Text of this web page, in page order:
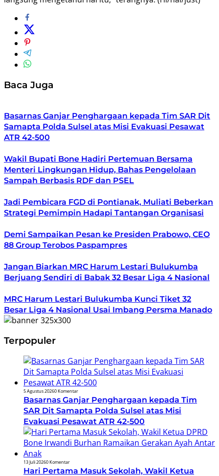
Baca Juga
Basarnas Ganjar Penghargaan kepada Tim SAR Dit
Samapta Polda Sulsel atas Misi Evakuasi Pesawat
ATR 42-500
Wakil Bupati Bone Hadiri Pertemuan Bersama
Menteri Lingkungan Hidup, Bahas Pengelolaan
Sampah Berbasis RDF dan PSEL
Jadi Pembicara FGD di Pontianak, Muliati Beberkan
Strategi Pemimpin Hadapi Tantangan Organisasi
Demi Sampaikan Pesan ke Presiden Prabowo, CEO
88 Group Terobos Paspampres
Jangan Biarkan MRC Harum Lestari Bulukumba
Berjuang Sendiri di Babak 32 Besar Liga 4 Nasional
MRC Harum Lestari Bulukumba Kunci Tiket 32
Besar Liga 4 Nasional Usai Imbang Persma Manado
Terpopuler
5 Agustus 20260 Komentar
Basarnas Ganjar Penghargaan kepada Tim
SAR Dit Samapta Polda Sulsel atas Misi
Evakuasi Pesawat ATR 42-500
13 Juli 20260 Komentar
Hari Pertama Masuk Sekolah, Wakil Ketua